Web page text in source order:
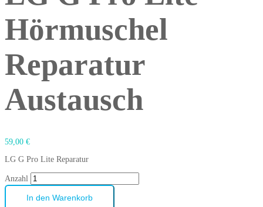
Hörmuschel
Reparatur
Austausch
59,00 €
LG G Pro Lite Reparatur
Anzahl
In den Warenkorb